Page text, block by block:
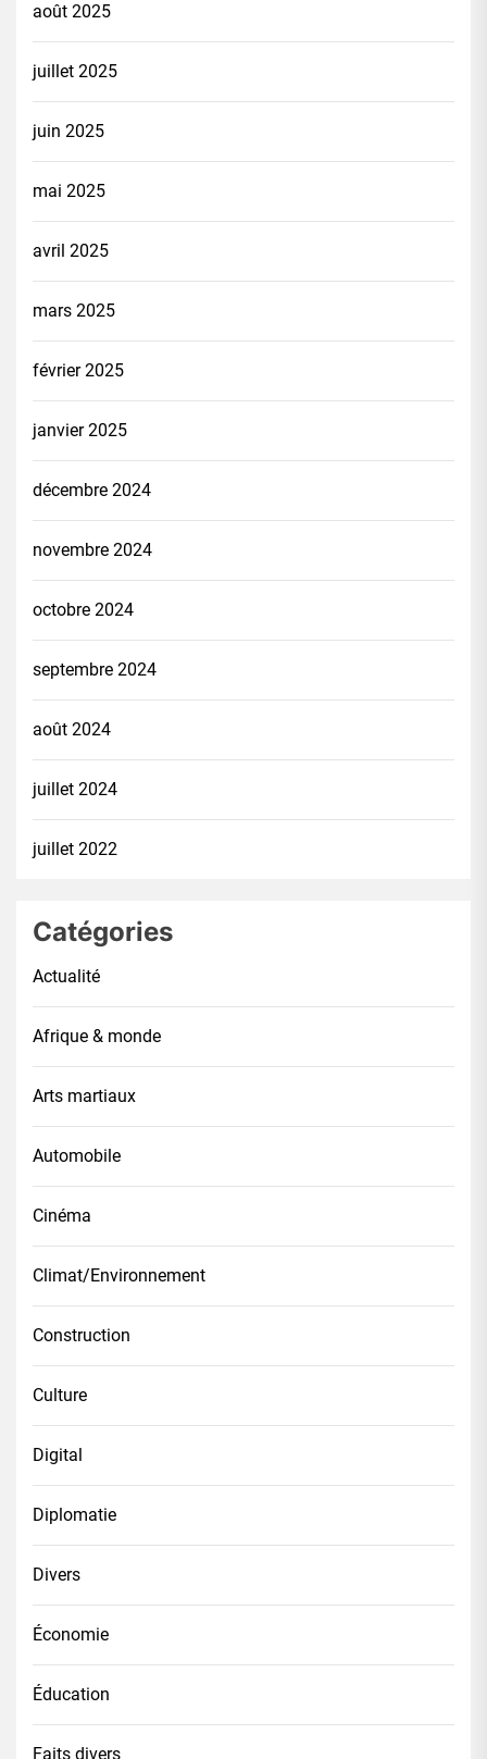
août 2025
juillet 2025
juin 2025
mai 2025
avril 2025
mars 2025
février 2025
janvier 2025
décembre 2024
novembre 2024
octobre 2024
septembre 2024
août 2024
juillet 2024
juillet 2022
Catégories
Actualité
Afrique & monde
Arts martiaux
Automobile
Cinéma
Climat/Environnement
Construction
Culture
Digital
Diplomatie
Divers
Économie
Éducation
Faits divers